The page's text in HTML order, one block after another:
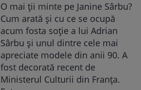
O mai ții minte pe Janine Sârbu?
Cum arată și cu ce se ocupă
acum fosta soție a lui Adrian
Sârbu și unul dintre cele mai
apreciate modele din anii 90. A
fost decorată recent de
Ministerul Culturii din Franța.